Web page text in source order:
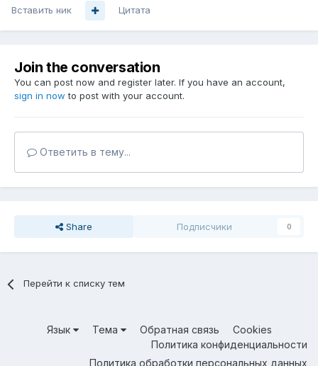
Вставить ник Цитата
Join the conversation
You can post now and register later. If you have an account,
sign in now to post with your account.
Ответить в тему...
Share Подписчики 0
Перейти к списку тем
Язык Тема Обратная связь
Cookies
Политика конфиденциальности
Политика обработки персональных данных